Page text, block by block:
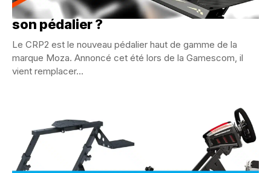
Moza CRP ou CRP2 : faut-il upgrader
son pédalier ?
Le CRP2 est le nouveau pédalier haut de gamme de la
marque Moza. Annoncé cet été lors de la Gamescom, il
vient remplacer...